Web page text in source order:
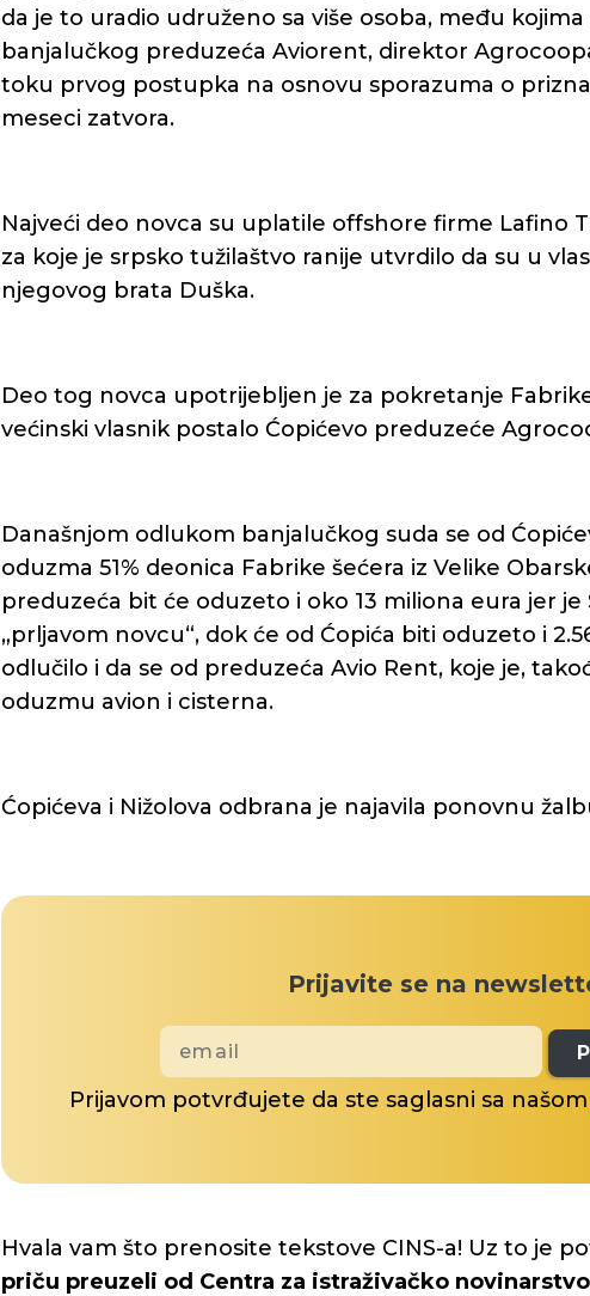
da je to uradio udruženo sa više osoba, među
banjalučkog preduzeća Aviorent, direktor
toku prvog postupka na osnovu sporazuma o
meseci zatvora.
Najveći deo novca su uplatile offshore firme Lafino
za koje je srpsko tužilaštvo ranije utvrdilo da su u
njegovog brata Duška.
Deo tog novca upotrijebljen je za pokretanje
većinski vlasnik postalo Ćopićevo preduzeće
Današnjom odlukom banjalučkog suda se od
oduzma 51% deonica Fabrike šećera iz Velike
preduzeća bit će oduzeto i oko 13 miliona eura jer je
„prljavom novcu“, dok će od Ćopića biti oduzeto i
odlučilo i da se od preduzeća Avio Rent, koje je,
oduzmu avion i cisterna.
Ćopićeva i Nižolova odbrana je najavila ponovnu
Prijavite se na
Prijavom potvrđujete da ste saglasni sa našom
Hvala vam što prenosite tekstove CINS-a! Uz to je
priču preuzeli od Centra za istraživačko